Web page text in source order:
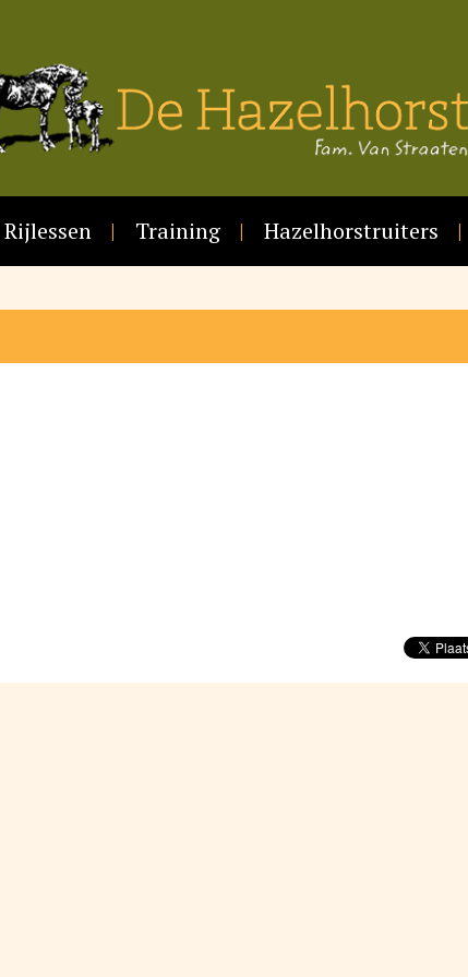
Rijlessen Training Hazelhorstruiters